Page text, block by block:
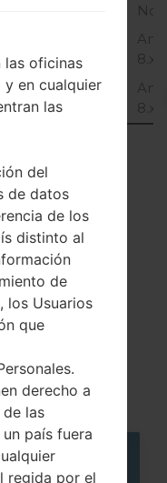
8.x
8.x
entries
Next
MAY
las oficinas
en cualquier
las
del
de datos
de los
distinto al
de
los Usuarios
que
derecho a
las
país fuera
regida por el